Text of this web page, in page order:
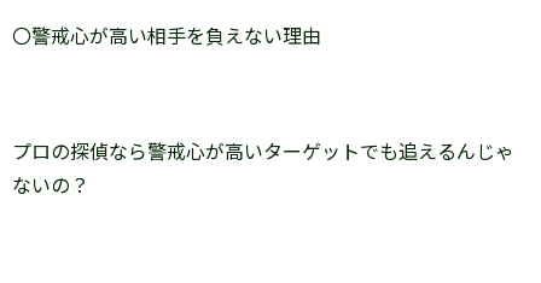
〇警戒心が高い相手を負えない理由
プロの探偵なら警戒心が高いターゲットでも追えるんじゃ
ないの？